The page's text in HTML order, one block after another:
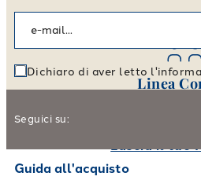
Vai allo
Linea
Aiutaci a migliorare i nostri
Dichiaro di aver letto
Seguici su:
Guida all'acquisto